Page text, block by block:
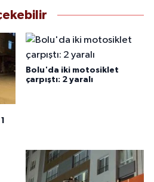
Bolu'da iki motosiklet
çarpıştı: 2 yaralı